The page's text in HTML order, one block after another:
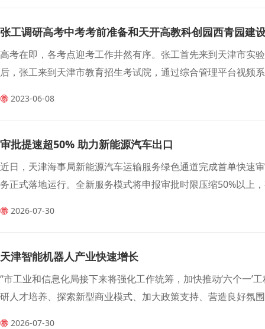
张工调研高考中考考前准备和天开高教科创园西青园建
高考在即，各考点迎考工作井然有序。张工首先来到天津市实
后，张工来到天津市教育招生考试院，通过综合管理平台视频
2023-06-08
审批提速超50% 助力新能源汽车出口
近日，天津海事局新能源汽车运输服务绿色通道完成首单快速
务正式落地运行。全新服务模式将申报审批时限压缩50%以上
2026-07-30
天津智能机器人产业快速增长
“市工业和信息化局接下来将强化工作统筹，加快推动‘六个一
研人才培养、探索新型商业模式、加大政策支持、营造良好氛
2026-07-30